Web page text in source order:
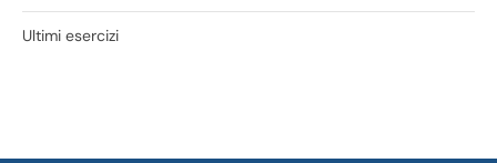
Ultimi esercizi